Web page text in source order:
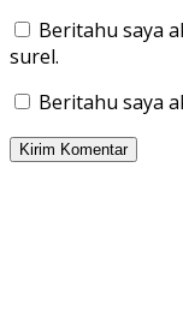
Beritahu saya
surel.
Beritahu saya